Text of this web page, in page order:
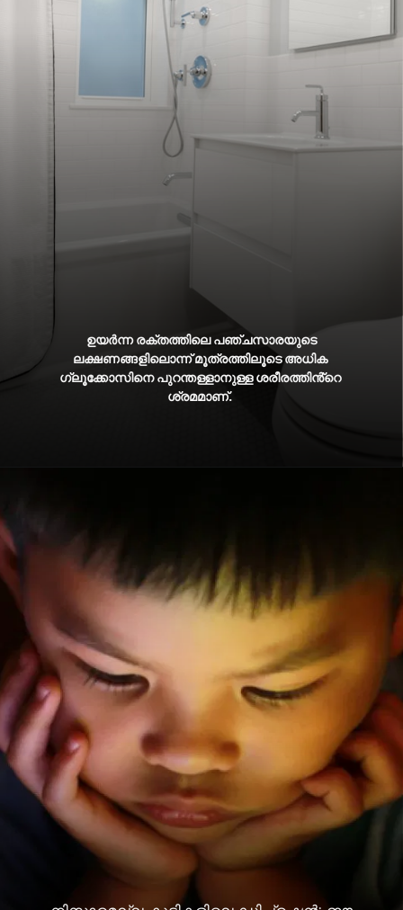
ഉയർന്ന രക്തത്തിലെ പഞ്ചസാരയുടെ
ലക്ഷണങ്ങളിലൊന്ന് മൂത്രത്തിലൂടെ അധിക
ഗ്ലൂക്കോസിനെ പുറന്തള്ളാനുള്ള ശരീരത്തിൻ്റെ
ശ്രമമാണ്.